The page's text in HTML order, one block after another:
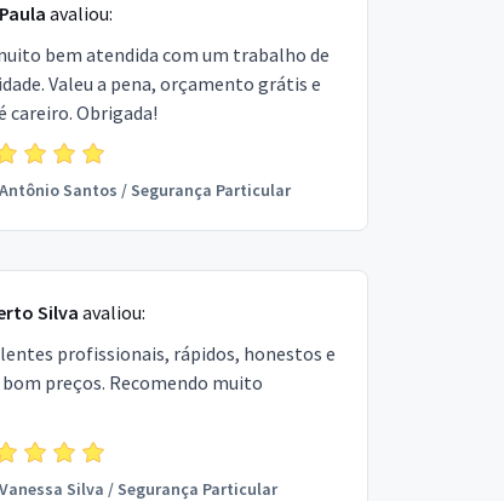
avaliou:
bem atendida com um trabalho de
Valeu a pena, orçamento grátis e
careiro. Obrigada!
Antônio Santos /Segurança Particular
Silva avaliou:
profissionais, rápidos, honestos e
preços. Recomendo muito
Vanessa Silva /Segurança Particular